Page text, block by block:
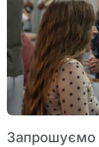
Запрошуємо